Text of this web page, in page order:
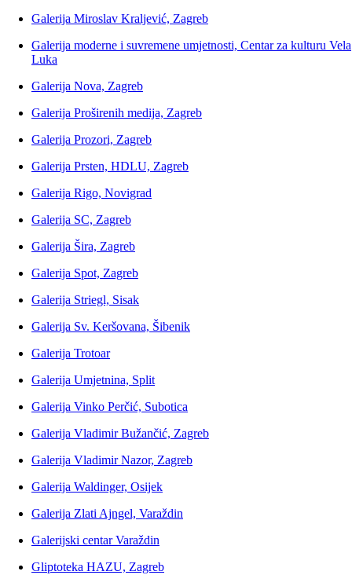
Galerija Miroslav Kraljević, Zagreb
Galerija moderne i suvremene umjetnosti, Centar za kulturu Vela
Luka
Galerija Nova, Zagreb
Galerija Proširenih medija, Zagreb
Galerija Prozori, Zagreb
Galerija Prsten, HDLU, Zagreb
Galerija Rigo, Novigrad
Galerija SC, Zagreb
Galerija Šira, Zagreb
Galerija Spot, Zagreb
Galerija Striegl, Sisak
Galerija Sv. Keršovana, Šibenik
Galerija Trotoar
Galerija Umjetnina, Split
Galerija Vinko Perčić, Subotica
Galerija Vladimir Bužančić, Zagreb
Galerija Vladimir Nazor, Zagreb
Galerija Waldinger, Osijek
Galerija Zlati Ajngel, Varaždin
Galerijski centar Varaždin
Gliptoteka HAZU, Zagreb